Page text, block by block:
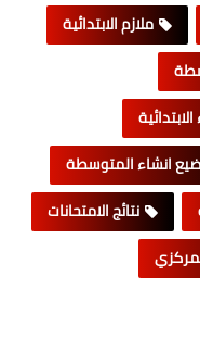
ملازم الابتدائية
انشاء المتوسطة
نتائج الامتحانات